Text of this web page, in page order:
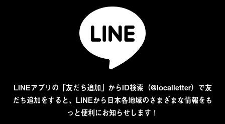
LINEアプリの「友だち追加」からID検索（@localletter）で友
だち追加をすると、LINEから日本各地域のさまざまな情報をも
っと便利にお知らせします！